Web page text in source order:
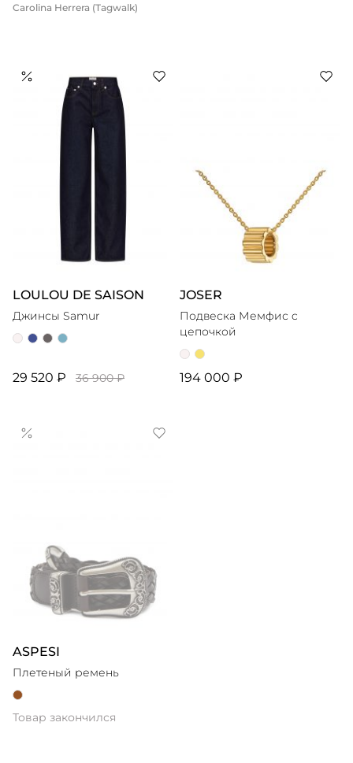
Carolina Herrera (Tagwalk)
LOULOU DE SAISON
Джинсы Samur
29 520 ₽ 36 900 ₽
JOSER
Подвеска Мемфис c
цепочкой
194 000 ₽
ASPESI
Плетеный ремень
Товар закончился